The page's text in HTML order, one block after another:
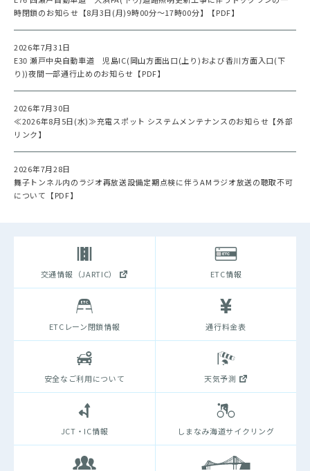
時閉鎖のお知らせ【8月3日(月)9時00分～17時00分】【PDF】
2026年7月31日
E30 瀬戸中央自動車道 児島IC(岡山方面出口(上り)および香川方面入口(下
り))夜間一部通行止めのお知らせ【PDF】
2026年7月30日
≪2026年8月5日(水)≫充電スポット システムメンテナンスのお知らせ【外部
リンク】
2026年7月28日
舞子トンネル内のラジオ再放送設備定期点検に伴うAMラジオ放送の聴取不可
について【PDF】
交通情報（JARTIC） ETC情報
ETCレーン閉鎖情報 通行料金表
安全なご利用について 天気予測
JCT・IC情報 しまなみ海道サイクリング